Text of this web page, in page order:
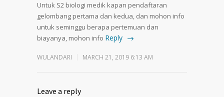
Untuk S2 biologi medik kapan pendaftaran
gelombang pertama dan kedua, dan mohon info
untuk seminggu berapa pertemuan dan
biayanya, mohon info Reply
WULANDARI MARCH 21, 2019 6:13 AM
Leave a reply